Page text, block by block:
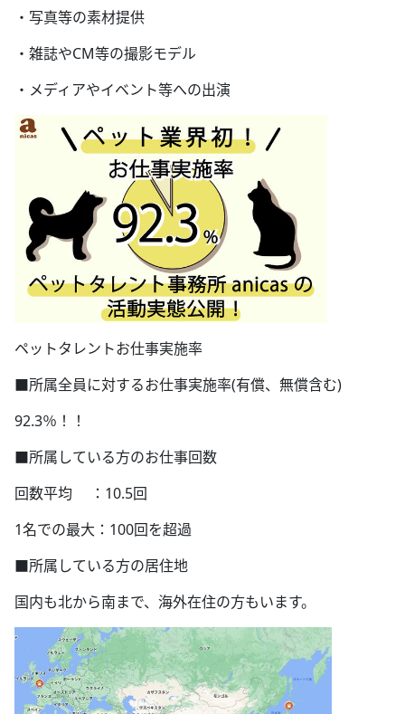
・写真等の素材提供
・雑誌やCM等の撮影モデル
・メディアやイベント等への出演
ペットタレントお仕事実施率
■所属全員に対するお仕事実施率(有償、無償含む)
92.3％！！
■所属している方のお仕事回数
回数平均 ：10.5回
1名での最大：100回を超過
■所属している方の居住地
国内も北から南まで、海外在住の方もいます。